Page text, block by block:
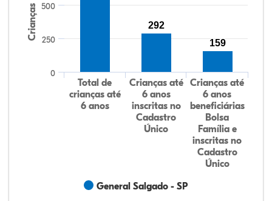
Crianças
General Salgado - SP
Total de
crianças até
6 anos
Crianças até
6 anos
inscritas no
Cadastro
Único
Crianças até
6 anos
beneficiárias
Bolsa
Família e
inscritas no
Cadastro
Único
0
250
500
292
159